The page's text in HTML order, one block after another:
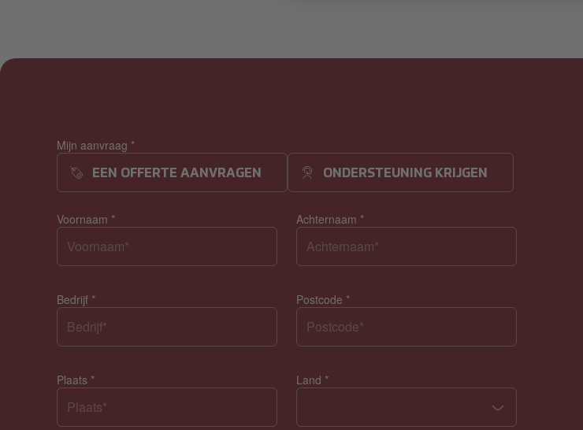
Mijn aanvraag *
EEN OFFERTE AANVRAGEN ONDERSTEUNING KRIJGEN
Voornaam * Achternaam *
Bedrijf * Postcode *
Plaats * Land *